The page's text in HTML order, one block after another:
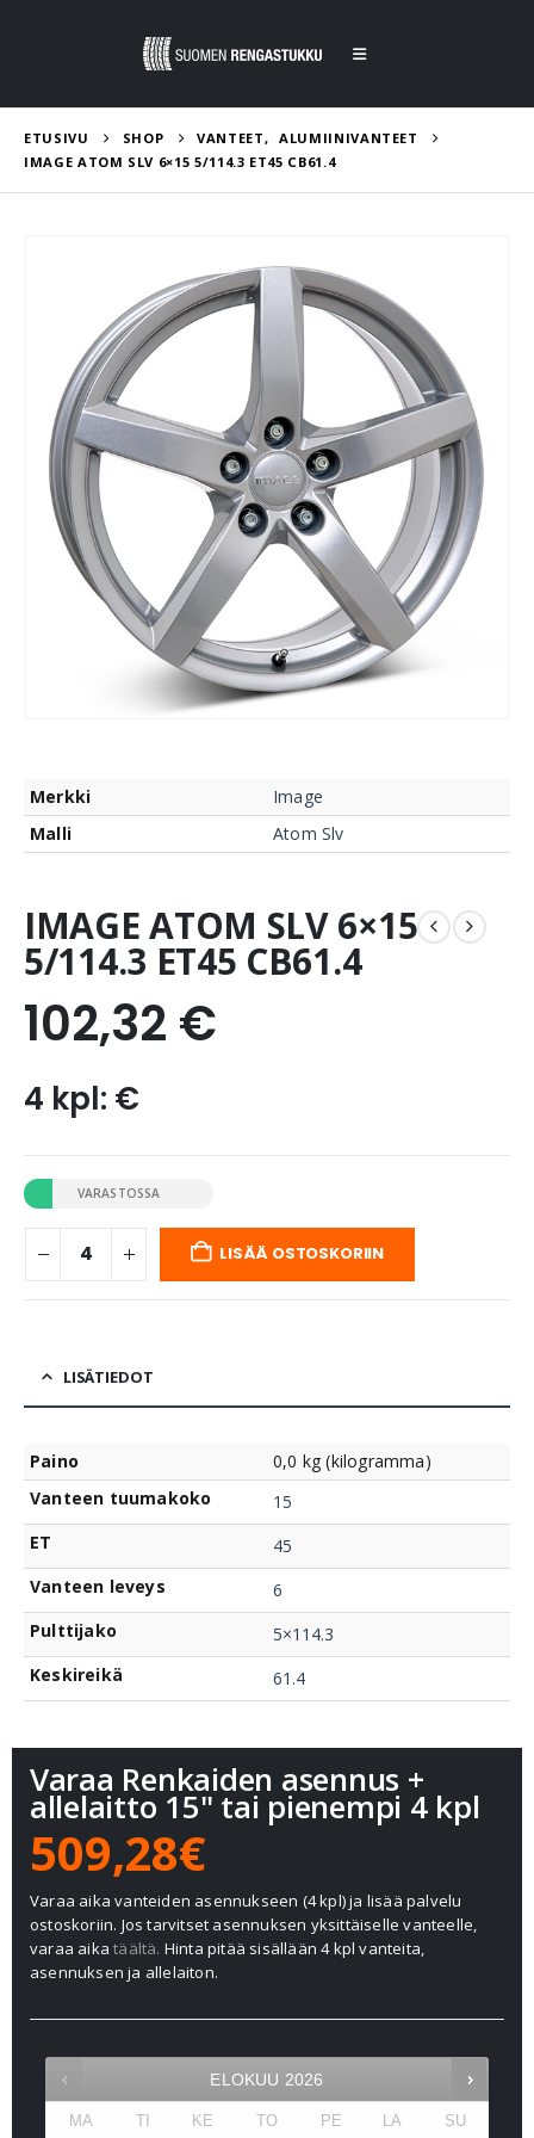
ETUSIVU SHOP VANTEET,
ALUMIINIVANTEET
IMAGE ATOM SLV 6×15 5/114.3 ET45 CB61.4
Merkki
Image
Malli
Atom Slv
IMAGE ATOM SLV 6×15
5/114.3 ET45 CB61.4
102,32 €
4 kpl: €
VARASTOSSA
LISÄÄ OSTOSKORIIN
LISÄTIEDOT
Paino
0,0 kg (kilogramma)
Vanteen tuumakoko
15
ET
45
Vanteen leveys
6
Pulttijako
5×114.3
Keskireikä
61.4
Varaa Renkaiden asennus +
allelaitto 15" tai pienempi 4 kpl
509,28€
Varaa aika vanteiden asennukseen (4 kpl) ja lisää palvelu
ostoskoriin. Jos tarvitset asennuksen yksittäiselle vanteelle,
varaa aikatäältä. Hinta pitää sisällään 4 kpl vanteita,
asennuksen ja allelaiton.
ELOKUU 2026
MA TI KE TO PE LA SU